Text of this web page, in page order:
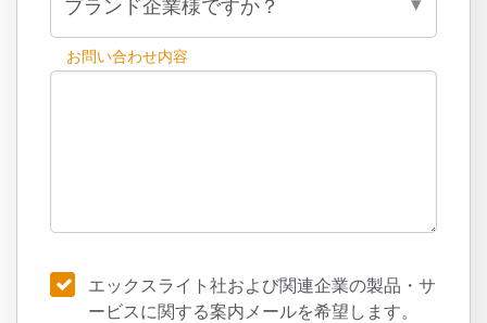
お問い合わせ内容
エックスライト社および関連企業の製品・サ
ービスに関する案内メールを希望します。